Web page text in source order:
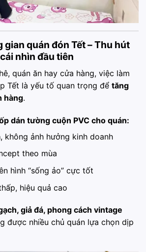
quán đón Tết – Thu hút
nhìn đầu tiên
quán ăn hay cửa hàng, việc làm
Tết là yếu tố quan trọng để tăng
hàng.
dán tường cuộn PVC cho quán:
không ảnh hưởng kinh doanh
theo mùa
hình “sống ảo” cực tốt
hiệu quả cao
giả đá, phong cách vintage
được nhiều chủ quán lựa chọn dịp